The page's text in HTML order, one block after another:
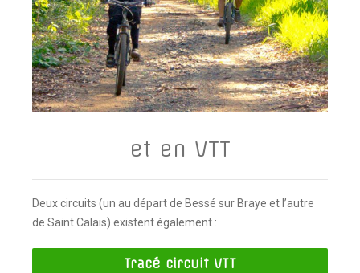
et en VTT
Deux circuits (un au départ de Bessé sur Braye et l’autre
de Saint Calais) existent également :
Tracé circuit VTT